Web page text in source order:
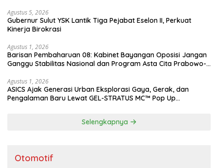
Agustus 5, 2026
Gubernur Sulut YSK Lantik Tiga Pejabat Eselon II, Perkuat
Kinerja Birokrasi
Agustus 1, 2026
Barisan Pembaharuan 08: Kabinet Bayangan Oposisi Jangan
Ganggu Stabilitas Nasional dan Program Asta Cita Prabowo-
Agustus 1, 2026
ASICS Ajak Generasi Urban Eksplorasi Gaya, Gerak, dan
Pengalaman Baru Lewat GEL-STRATUS MC™ Pop Up
Selengkapnya
Otomotif